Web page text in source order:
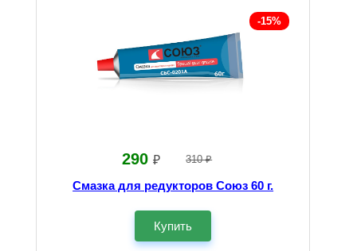
-15%
290 ₽ 310 ₽
Смазка для редукторов Союз 60 г.
Купить